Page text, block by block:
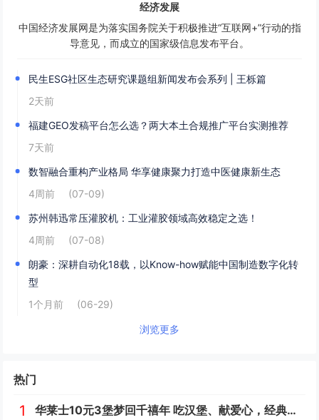
经济发展
中国经济发展网是为落实国务院关于积极推进“互联网+”行动的指
导意见，而成立的国家级信息发布平台。
民生ESG社区生态研究课题组新闻发布会系列 | 王栎篇
2天前
福建GEO发稿平台怎么选？两大本土合规推广平台实测推荐
7天前
数智融合重构产业格局 华享健康聚力打造中医健康新生态
4周前
(07-09)
苏州韩迅常压灌胶机：工业灌胶领域高效稳定之选！
4周前
(07-08)
朗豪：深耕自动化18载，以Know-how赋能中国制造数字化转
型
1个月前
(06-29)
浏览更多
热门
1 华莱士10元3堡梦回千禧年 吃汉堡、献爱心，经典好滋味回馈社会